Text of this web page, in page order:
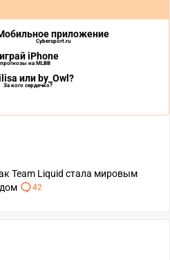
приложение
Cybersport.ru
iPhone
прогнозы на MLBB
или by_Owl?
За кого сердечко?
Team Liquid стала мировым
42